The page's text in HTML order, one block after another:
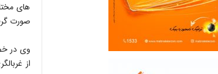
خ
های
صورت
وی در
از